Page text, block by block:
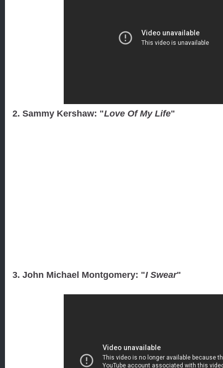
2. Sammy Kershaw: "Love Of My Life"
3. John Michael Montgomery: "I Swear"